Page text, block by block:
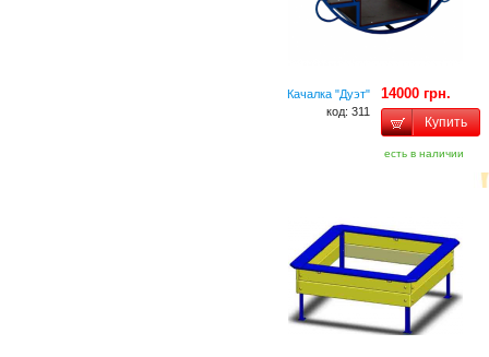
Качалка "Дуэт"
код: 311
14000 грн.
Купить
есть в наличии